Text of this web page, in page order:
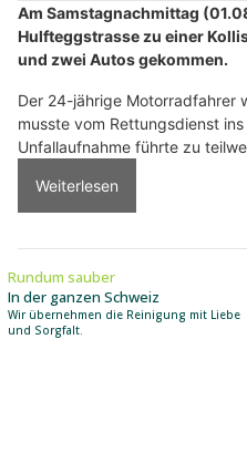
Umweltgerechte Ölbindungslösungen von
insurando.ch: Zusatzversicherung für
Rain LU: Zwei
Kollision – Strasse zwei